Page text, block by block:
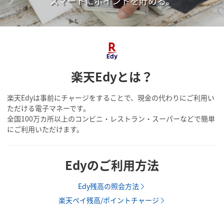
楽天Edyとは？
楽天Edyは事前にチャージをすることで、現金の代わりにご利用い
ただける電子マネーです。
全国100万カ所以上のコンビニ・レストラン・スーパーなどで簡単
にご利用いただけます。
Edyのご利用方法
Edy残高の照会方法
楽天ペイ残高/ポイントチャージ